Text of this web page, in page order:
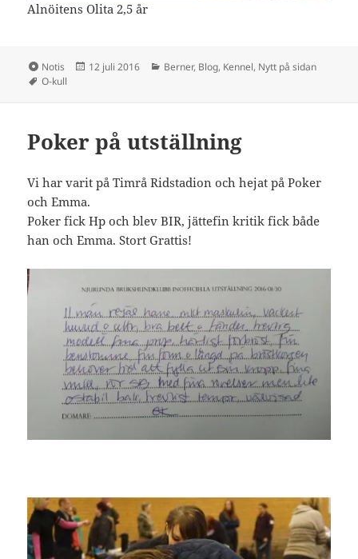
Alnöitens Olita 2,5 år
Format
Notis Postat
12 juli 2016 Kategorier
Berner, Blog, Kennel, Nytt på sidan
Taggar
O-kull
Poker på utställning
Vi har varit på Timrå Ridstadion och hejat på Poker
och Emma.
Poker fick Hp och blev BIR, jättefin kritik fick både
han och Emma. Stort Grattis!